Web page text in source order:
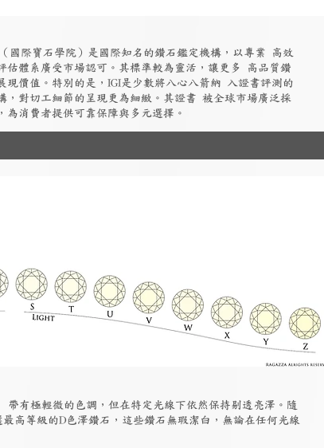
國際寶石學院）是國際知名的鑽石鑑定機構，以專業 高效
估體系廣受市場認可。其標準較為靈活，讓更多 高品質鑽
現價值。特別的是，IGI是少數將八心八箭納 入證書評測的
，對切工細節的呈現更為細緻。其證書 被全球市場廣泛採
為消費者提供可靠保障與多元選擇。
帶有極輕微的色調，但在特定光線下依然保持剔透亮澤。隨
高等級的D色澤鑽石，這些鑽石無瑕潔白，無論在任何光線